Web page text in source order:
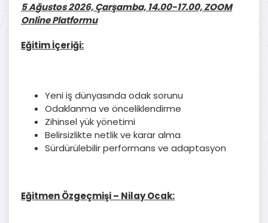
5 Ağustos 2026, Çarşamba, 14.00-17.00, ZOOM
Online Platformu
Eğitim İçeriği:
Yeni iş dünyasında odak sorunu
Odaklanma ve önceliklendirme
Zihinsel yük yönetimi
Belirsizlikte netlik ve karar alma
Sürdürülebilir performans ve adaptasyon
Eğitmen Özgeçmişi – Nilay Ocak: